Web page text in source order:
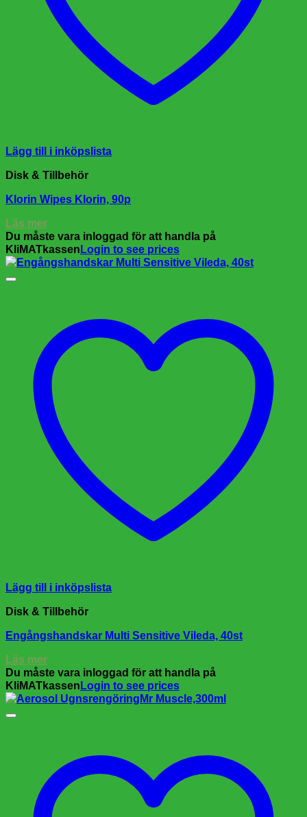
Lägg till i inköpslista
Disk & Tillbehör
Klorin Wipes Klorin, 90p
Läs mer
Du måste vara inloggad för att handla på
KliMATkassen Login to see prices
Lägg till i inköpslista
Disk & Tillbehör
Engångshandskar Multi Sensitive Vileda, 40st
Läs mer
Du måste vara inloggad för att handla på
KliMATkassen Login to see prices